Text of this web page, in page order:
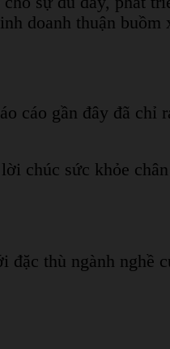
doanh thuận buồm
cáo gần đây đã chỉ
chúc sức khỏe
thù ngành nghề